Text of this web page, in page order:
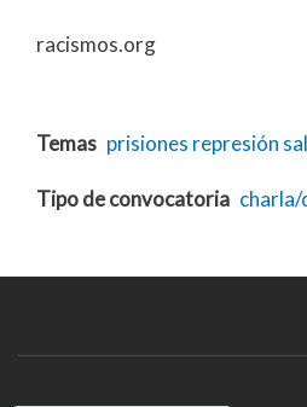
racismos.org
Temas prisiones represión
Tipo de convocatoria